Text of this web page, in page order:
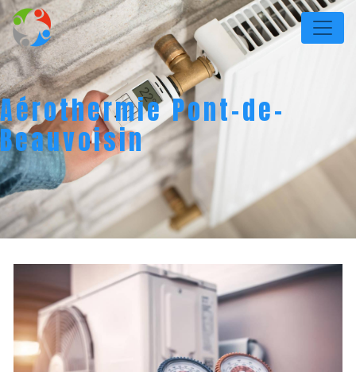
Panneau de gestion des cookies
Aérothermie Pont-de-
Beauvoisin